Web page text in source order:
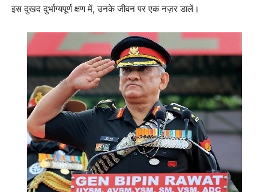
इस दुखद दुर्भाग्यपूर्ण क्षण में, उनके जीवन पर एक नज़र डालें।